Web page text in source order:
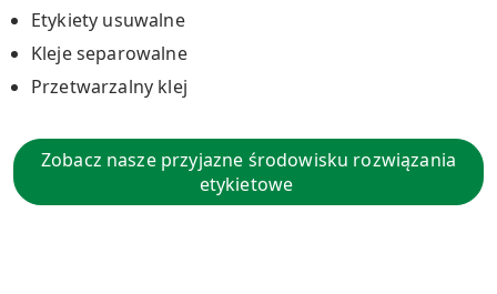
Etykiety usuwalne
Kleje separowalne
Przetwarzalny klej
Zobacz nasze przyjazne środowisku rozwiązania
etykietowe